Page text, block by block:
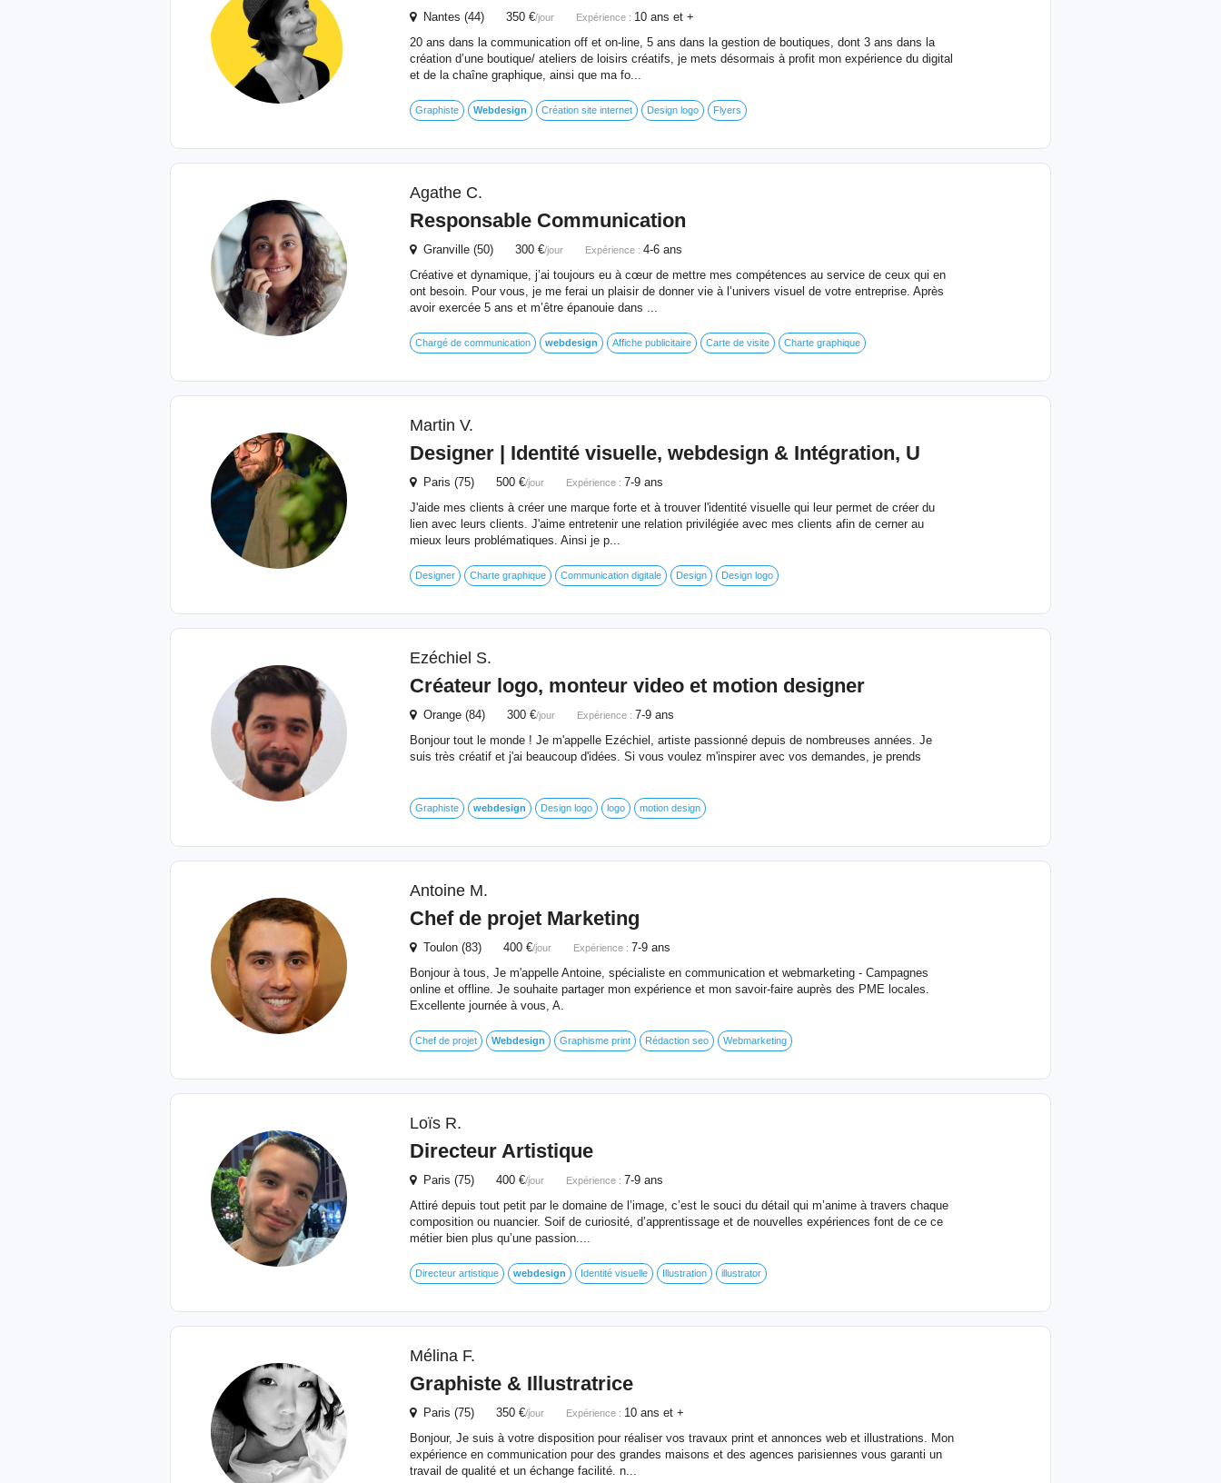
Nantes (44) 350 €/jour Expérience : 10 ans et +
20 ans dans la communication off et on-line, 5 ans dans la gestion de boutiques, dont 3 ans dans la
création d’une boutique/ ateliers de loisirs créatifs, je mets désormais à profit mon expérience du digital
et de la chaîne graphique, ainsi que ma fo...
Graphiste Webdesign Création site internet Design logo Flyers
Agathe C.
Responsable Communication
Granville (50) 300 €/jour Expérience : 4-6 ans
Créative et dynamique, j’ai toujours eu à cœur de mettre mes compétences au service de ceux qui en
ont besoin. Pour vous, je me ferai un plaisir de donner vie à l’univers visuel de votre entreprise. Après
avoir exercée 5 ans et m’être épanouie dans ...
Chargé de communication webdesign Affiche publicitaire Carte de visite Charte graphique
Martin V.
Designer | Identité visuelle, webdesign & Intégration, U
Paris (75) 500 €/jour Expérience : 7-9 ans
J'aide mes clients à créer une marque forte et à trouver l'identité visuelle qui leur permet de créer du
lien avec leurs clients. J'aime entretenir une relation privilégiée avec mes clients afin de cerner au
mieux leurs problématiques. Ainsi je p...
Designer Charte graphique Communication digitale Design Design logo
Ezéchiel S.
Créateur logo, monteur video et motion designer
Orange (84) 300 €/jour Expérience : 7-9 ans
Bonjour tout le monde ! Je m'appelle Ezéchiel, artiste passionné depuis de nombreuses années. Je
suis très créatif et j'ai beaucoup d'idées. Si vous voulez m'inspirer avec vos demandes, je prends
Graphiste webdesign Design logo logo motion design
Antoine M.
Chef de projet Marketing
Toulon (83) 400 €/jour Expérience : 7-9 ans
Bonjour à tous, Je m'appelle Antoine, spécialiste en communication et webmarketing - Campagnes
online et offline. Je souhaite partager mon expérience et mon savoir-faire auprès des PME locales.
Excellente journée à vous, A.
Chef de projet Webdesign Graphisme print Rédaction seo Webmarketing
Loïs R.
Directeur Artistique
Paris (75) 400 €/jour Expérience : 7-9 ans
Attiré depuis tout petit par le domaine de l’image, c’est le souci du détail qui m’anime à travers chaque
composition ou nuancier. Soif de curiosité, d’apprentissage et de nouvelles expériences font de ce ce
métier bien plus qu’une passion....
Directeur artistique webdesign Identité visuelle Illustration illustrator
Mélina F.
Graphiste & Illustratrice
Paris (75) 350 €/jour Expérience : 10 ans et +
Bonjour, Je suis à votre disposition pour réaliser vos travaux print et annonces web et illustrations. Mon
expérience en communication pour des grandes maisons et des agences parisiennes vous garanti un
travail de qualité et un échange facilité. n...